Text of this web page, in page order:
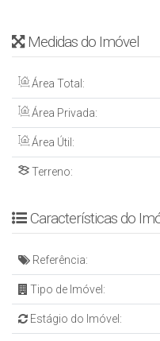
Medidas do Imóvel
Área Total:
Área Privada:
Área Útil:
Terreno:
Características do
Referência:
Tipo de Imóvel:
Estágio do Imóvel: